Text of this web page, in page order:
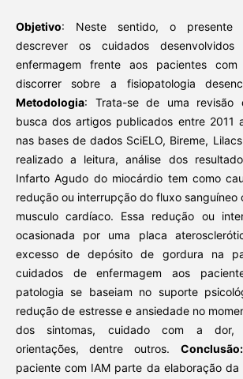
Objetivo: Neste sentido, o presente
descrever os cuidados
enfermagem frente aos pacientes
discorrer sobre a fisiopatologia
Metodologia: Trata-se de uma revisão
busca dos artigos publicados entre 2011
nas bases de dados SciELO, Bireme,
realizado a leitura, análise dos
Infarto Agudo do miocárdio tem como
redução ou interrupção do fluxo sanguíneo
musculo cardíaco. Essa redução ou
ocasionada por uma placa
excesso de depósito de gordura na
cuidados de enfermagem aos
patologia se baseiam no suporte
redução de estresse e ansiedade no
dos sintomas, cuidado com a dor,
orientações, dentre outros. Conclusão:
paciente com IAM parte da elaboração da